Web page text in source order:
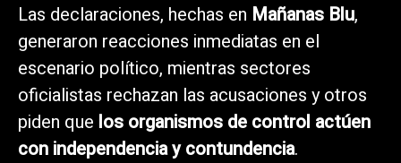
Las declaraciones, hechas en Mañanas Blu,
generaron reacciones inmediatas en el
escenario político, mientras sectores
oficialistas rechazan las acusaciones y otros
piden que los organismos de control actúen
con independencia y contundencia.